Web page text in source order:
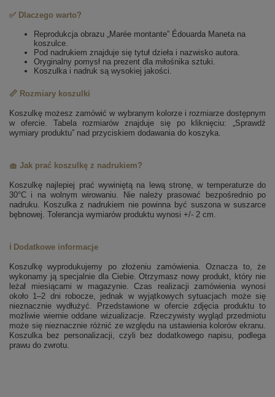
✅ Dlaczego warto?
Reprodukcja obrazu „Marée montante” Édouarda Maneta na
koszulce.
Pod nadrukiem znajduje się tytuł dzieła i nazwisko autora.
Oryginalny pomysł na prezent dla miłośnika sztuki.
Koszulka i nadruk są wysokiej jakości.
📏 Rozmiary koszulki
Koszulkę możesz zamówić w wybranym kolorze i rozmiarze dostępnym
w ofercie. Tabela rozmiarów znajduje się po kliknięciu: „Sprawdź
wymiary produktu” nad przyciskiem dodawania do koszyka.
🧺 Jak prać koszulkę z nadrukiem?
Koszulkę najlepiej prać wywiniętą na lewą stronę, w temperaturze do
30°C i na wolnym wirowaniu. Nie należy prasować bezpośrednio po
nadruku. Koszulka z nadrukiem nie powinna być suszona w suszarce
bębnowej. Tolerancja wymiarów produktu wynosi +/- 2 cm.
ℹ️ Dodatkowe informacje
Koszulkę wyprodukujemy po złożeniu zamówienia. Oznacza to, że
wykonamy ją specjalnie dla Ciebie. Otrzymasz nowy produkt, który nie
leżał miesiącami w magazynie. Czas realizacji zamówienia wynosi
około 1–2 dni robocze, jednak w wyjątkowych sytuacjach może się
nieznacznie wydłużyć. Przedstawione w ofercie zdjęcia produktu to
możliwie wiernie oddane wizualizacje. Rzeczywisty wygląd przedmiotu
może się nieznacznie różnić ze względu na ustawienia kolorów ekranu.
Koszulka bez personalizacji, czyli bez dodatkowego napisu, podlega
prawu do zwrotu.